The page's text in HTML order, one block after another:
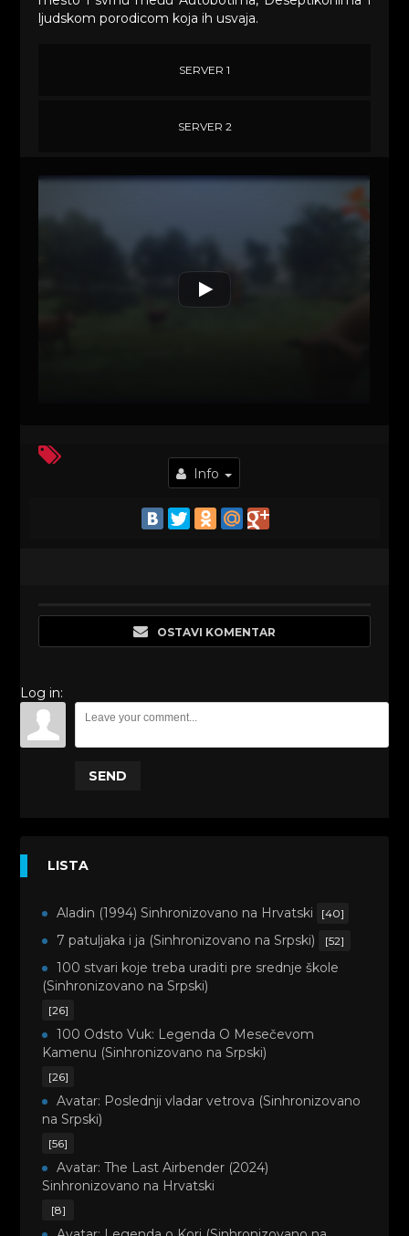
ljudskom porodicom koja ih usvaja.
SERVER 1
SERVER 2
Info
OSTAVI KOMENTAR
Log in:
SEND
LISTA
Aladin (1994) Sinhronizovano na Hrvatski [40]
7 patuljaka i ja (Sinhronizovano na Srpski) [52]
100 stvari koje treba uraditi pre srednje škole
(Sinhronizovano na Srpski)
[26]
100 Odsto Vuk: Legenda O Mesečevom
Kamenu (Sinhronizovano na Srpski)
[26]
Avatar: Poslednji vladar vetrova (Sinhronizovano
na Srpski)
[56]
Avatar: The Last Airbender (2024)
Sinhronizovano na Hrvatski
[8]